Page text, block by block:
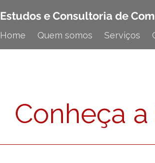
Estudos e Consultoria de
Home Quem somos Serviços
Conheça a